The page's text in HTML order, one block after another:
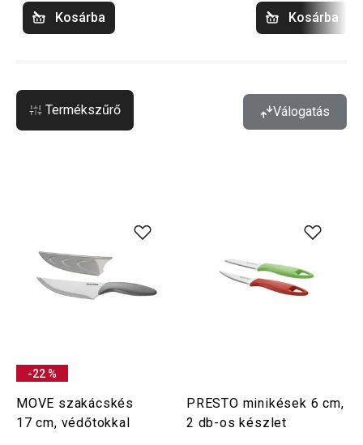
Kosárba Kosárba
Termékszűrő Válogatás
-22 %
MOVE szakácskés
17 cm, védőtokkal
PRESTO minikések 6 cm,
2 db-os készlet